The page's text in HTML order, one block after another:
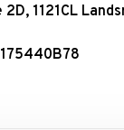
2D, 1121CL